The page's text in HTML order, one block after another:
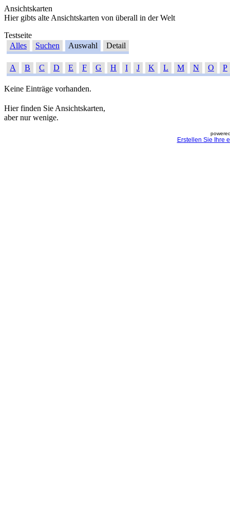
Ansichtskarten
Hier gibts alte Ansichtskarten von überall in der Welt
Testseite
Alles
Suchen Auswahl Detail
A B C D E F G H I J K L M N O P
Keine Einträge vorhanden.
Hier finden Sie Ansichtskarten,
aber nur wenige.
Erstellen Sie Ihre